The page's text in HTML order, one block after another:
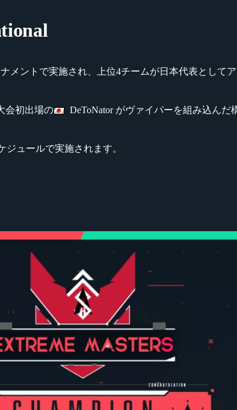
ントで実施され、上位4チームが日本代表として
会初出場の DeToNator がヴァイパーを組み込んだ
ュールで実施されます。